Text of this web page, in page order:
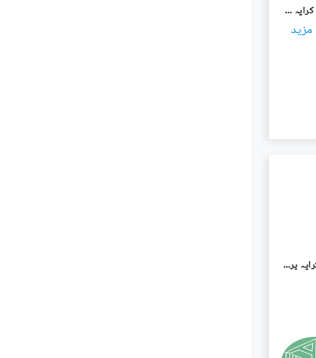
جی ۔ 11 اسلام آباد میں 4 کمروں کا 8 مرلہ مکان 2.12 لاکھ میں کرایہ پر دستیاب ہے۔
مزید
جی ۔ 11 اسلام آباد میں 3 کمروں کا 6 مرلہ مکان 1.8 لاکھ میں کرایہ پر دستیاب ہے۔